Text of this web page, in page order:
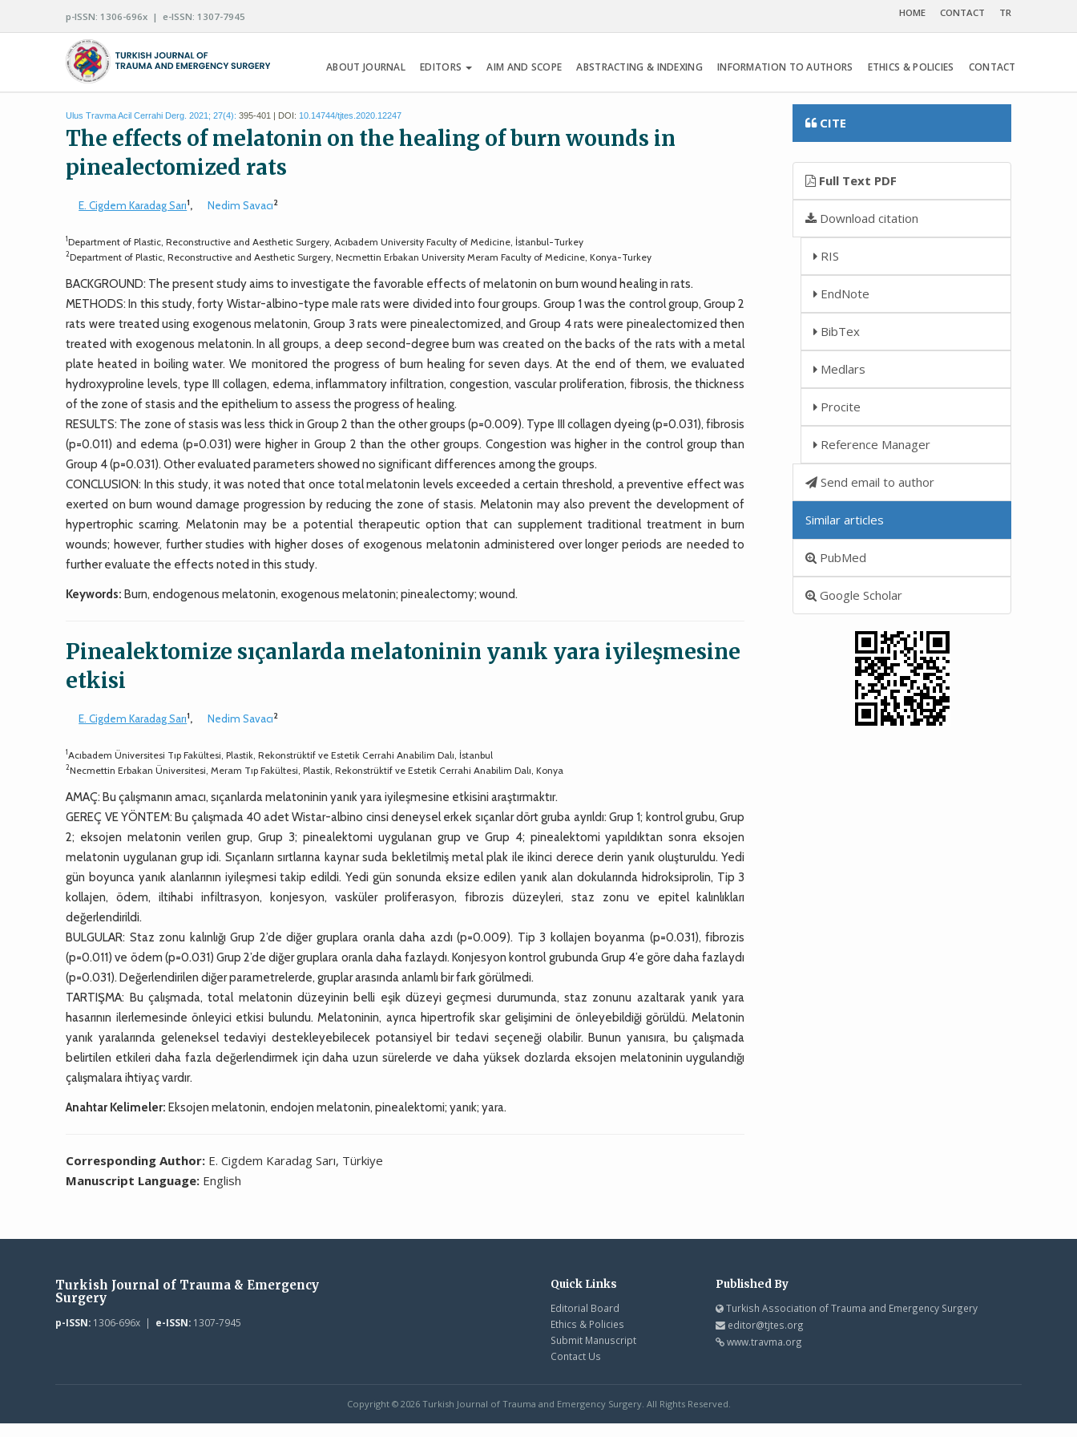
p-ISSN: 1306-696x | e-ISSN: 1307-7945 HOME CONTACT TR
ABOUT JOURNAL EDITORS AIM AND SCOPE ABSTRACTING & INDEXING INFORMATION TO AUTHORS ETHICS & POLICIES CONTACT
Ulus Travma Acil Cerrahi Derg. 2021; 27(4): 395-401 | DOI: 10.14744/tjtes.2020.12247
The effects of melatonin on the healing of burn wounds in
pinealectomized rats
E. Cigdem Karadag Sarı1, Nedim Savacı2
1Department of Plastic, Reconstructive and Aesthetic Surgery, Acıbadem University Faculty of Medicine, İstanbul-Turkey
2Department of Plastic, Reconstructive and Aesthetic Surgery, Necmettin Erbakan University Meram Faculty of Medicine, Konya-Turkey
BACKGROUND: The present study aims to investigate the favorable effects of melatonin on burn wound healing in rats.
METHODS: In this study, forty Wistar-albino-type male rats were divided into four groups. Group 1 was the control group, Group 2
rats were treated using exogenous melatonin, Group 3 rats were pinealectomized, and Group 4 rats were pinealectomized then
treated with exogenous melatonin. In all groups, a deep second-degree burn was created on the backs of the rats with a metal
plate heated in boiling water. We monitored the progress of burn healing for seven days. At the end of them, we evaluated
hydroxyproline levels, type III collagen, edema, inflammatory infiltration, congestion, vascular proliferation, fibrosis, the thickness
of the zone of stasis and the epithelium to assess the progress of healing.
RESULTS: The zone of stasis was less thick in Group 2 than the other groups (p=0.009). Type III collagen dyeing (p=0.031), fibrosis
(p=0.011) and edema (p=0.031) were higher in Group 2 than the other groups. Congestion was higher in the control group than
Group 4 (p=0.031). Other evaluated parameters showed no significant differences among the groups.
CONCLUSION: In this study, it was noted that once total melatonin levels exceeded a certain threshold, a preventive effect was
exerted on burn wound damage progression by reducing the zone of stasis. Melatonin may also prevent the development of
hypertrophic scarring. Melatonin may be a potential therapeutic option that can supplement traditional treatment in burn
wounds; however, further studies with higher doses of exogenous melatonin administered over longer periods are needed to
further evaluate the effects noted in this study.
Keywords: Burn, endogenous melatonin, exogenous melatonin; pinealectomy; wound.
Pinealektomize sıçanlarda melatoninin yanık yara iyileşmesine
etkisi
E. Cigdem Karadag Sarı1, Nedim Savacı2
1Acıbadem Üniversitesi Tıp Fakültesi, Plastik, Rekonstrüktif ve Estetik Cerrahi Anabilim Dalı, İstanbul
2Necmettin Erbakan Üniversitesi, Meram Tıp Fakültesi, Plastik, Rekonstrüktif ve Estetik Cerrahi Anabilim Dalı, Konya
AMAÇ: Bu çalışmanın amacı, sıçanlarda melatoninin yanık yara iyileşmesine etkisini araştırmaktır.
GEREÇ VE YÖNTEM: Bu çalışmada 40 adet Wistar-albino cinsi deneysel erkek sıçanlar dört gruba ayrıldı: Grup 1; kontrol grubu, Grup
2; eksojen melatonin verilen grup, Grup 3; pinealektomi uygulanan grup ve Grup 4; pinealektomi yapıldıktan sonra eksojen
melatonin uygulanan grup idi. Sıçanların sırtlarına kaynar suda bekletilmiş metal plak ile ikinci derece derin yanık oluşturuldu. Yedi
gün boyunca yanık alanlarının iyileşmesi takip edildi. Yedi gün sonunda eksize edilen yanık alan dokularında hidroksiprolin, Tip 3
kollajen, ödem, iltihabi infiltrasyon, konjesyon, vasküler proliferasyon, fibrozis düzeyleri, staz zonu ve epitel kalınlıkları
değerlendirildi.
BULGULAR: Staz zonu kalınlığı Grup 2’de diğer gruplara oranla daha azdı (p=0.009). Tip 3 kollajen boyanma (p=0.031), fibrozis
(p=0.011) ve ödem (p=0.031) Grup 2’de diğer gruplara oranla daha fazlaydı. Konjesyon kontrol grubunda Grup 4’e göre daha fazlaydı
(p=0.031). Değerlendirilen diğer parametrelerde, gruplar arasında anlamlı bir fark görülmedi.
TARTIŞMA: Bu çalışmada, total melatonin düzeyinin belli eşik düzeyi geçmesi durumunda, staz zonunu azaltarak yanık yara
hasarının ilerlemesinde önleyici etkisi bulundu. Melatoninin, ayrıca hipertrofik skar gelişimini de önleyebildiği görüldü. Melatonin
yanık yaralarında geleneksel tedaviyi destekleyebilecek potansiyel bir tedavi seçeneği olabilir. Bunun yanısıra, bu çalışmada
belirtilen etkileri daha fazla değerlendirmek için daha uzun sürelerde ve daha yüksek dozlarda eksojen melatoninin uygulandığı
çalışmalara ihtiyaç vardır.
Anahtar Kelimeler: Eksojen melatonin, endojen melatonin, pinealektomi; yanık; yara.
Corresponding Author: E. Cigdem Karadag Sarı, Türkiye
Manuscript Language: English
CITE
Full Text PDF
Download citation
RIS
EndNote
BibTex
Medlars
Procite
Reference Manager
Send email to author
Similar articles
PubMed
Google Scholar
Turkish Journal of Trauma & Emergency
Surgery
p-ISSN:1306-696x | e-ISSN:1307-7945
Quick Links
Editorial Board
Ethics & Policies
Submit Manuscript
Contact Us
Published By
Turkish Association of Trauma and Emergency Surgery
editor@tjtes.org
www.travma.org
Copyright © 2026 Turkish Journal of Trauma and Emergency Surgery. All Rights Reserved.